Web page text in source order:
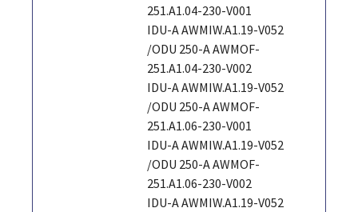
251.A1.04-230-V001
IDU-A AWMIW.A1.19-V052
/ODU 250-A AWMOF-
251.A1.04-230-V002
IDU-A AWMIW.A1.19-V052
/ODU 250-A AWMOF-
251.A1.06-230-V001
IDU-A AWMIW.A1.19-V052
/ODU 250-A AWMOF-
251.A1.06-230-V002
IDU-A AWMIW.A1.19-V052